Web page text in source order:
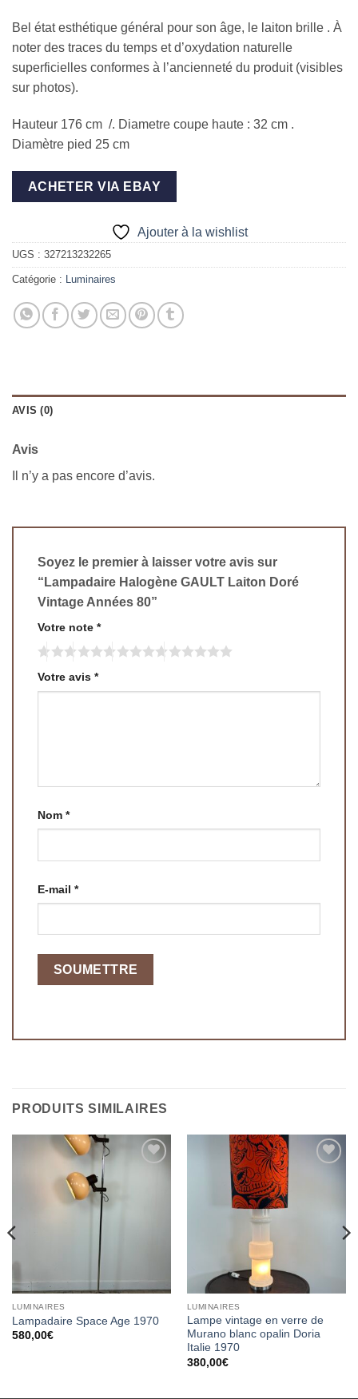
Bel état esthétique général pour son âge, le laiton brille . À
noter des traces du temps et d’oxydation naturelle
superficielles conformes à l’ancienneté du produit (visibles
sur photos).
Hauteur 176 cm /. Diametre coupe haute : 32 cm .
Diamètre pied 25 cm
ACHETER VIA EBAY
Ajouter à la wishlist
UGS : 327213232265
Catégorie : Luminaires
AVIS (0)
Avis
Il n’y a pas encore d’avis.
Soyez le premier à laisser votre avis sur
“Lampadaire Halogène GAULT Laiton Doré
Vintage Années 80”
Votre note *
Votre avis *
Nom *
E-mail *
PRODUITS SIMILAIRES
LUMINAIRES
Lampadaire Space Age 1970
580,00€
LUMINAIRES
Lampe vintage en verre de
Murano blanc opalin Doria
Italie 1970
380,00€